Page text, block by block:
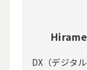
DX（デジタ